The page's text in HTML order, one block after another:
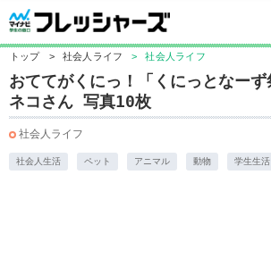
トップ > 社会人ライフ > 社会人ライフ
おててがくにっ！「くにっとなー
ネコさん 写真10枚
社会人ライフ
社会人生活 ペット アニマル 動物 学生生活